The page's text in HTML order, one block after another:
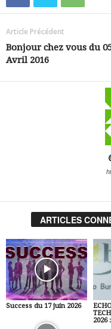
Article Précédent
Bonjour chez vous du
Avril 2016
ARTICLES
Success du 17 juin 2026
2026